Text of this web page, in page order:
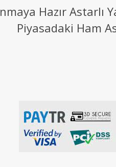
Hazır Astarlı
Piyasadaki Ham